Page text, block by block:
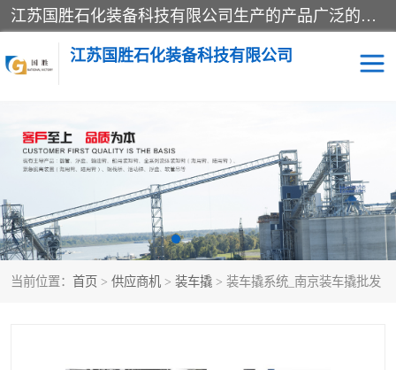
江苏国胜石化装备科技有限公司生产的产品广泛的应用于石油、石化等行业中，产品种类齐全，其中包括装卸鹤管、汽车鹤管、火车鹤管、装车鹤管、卸车鹤管、上装鹤管、下装鹤管、lng鹤管、发油鹤管、液氨鹤管、液化气鹤管等，我们生产的产品质量上乘，价格实惠，服务好，买鹤管就到国胜石化装备！
江苏国胜石化装备科技有限公司
当前位置： 首页 > 供应商机 > 装车撬 > 装车撬系统_南京装车撬批发
输油臂 鹤管活动梯